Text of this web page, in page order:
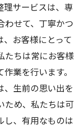
理サービスは、専
わせて、丁寧かつ
お客様にとって
たちは常にお客様
業を行います。
、生前の思い出を
ため、私たちは可
し、有用なものは